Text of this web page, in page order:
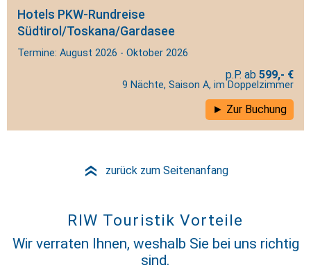
Hotels PKW-Rundreise
Südtirol/Toskana/Gardasee
Termine: August 2026 - Oktober 2026
599,- €
9 Nächte, Saison A, im Doppelzimmer
Zur Buchung
» zurück zum Seitenanfang
RIW Touristik Vorteile
Wir verraten Ihnen, weshalb Sie bei uns richtig
sind.